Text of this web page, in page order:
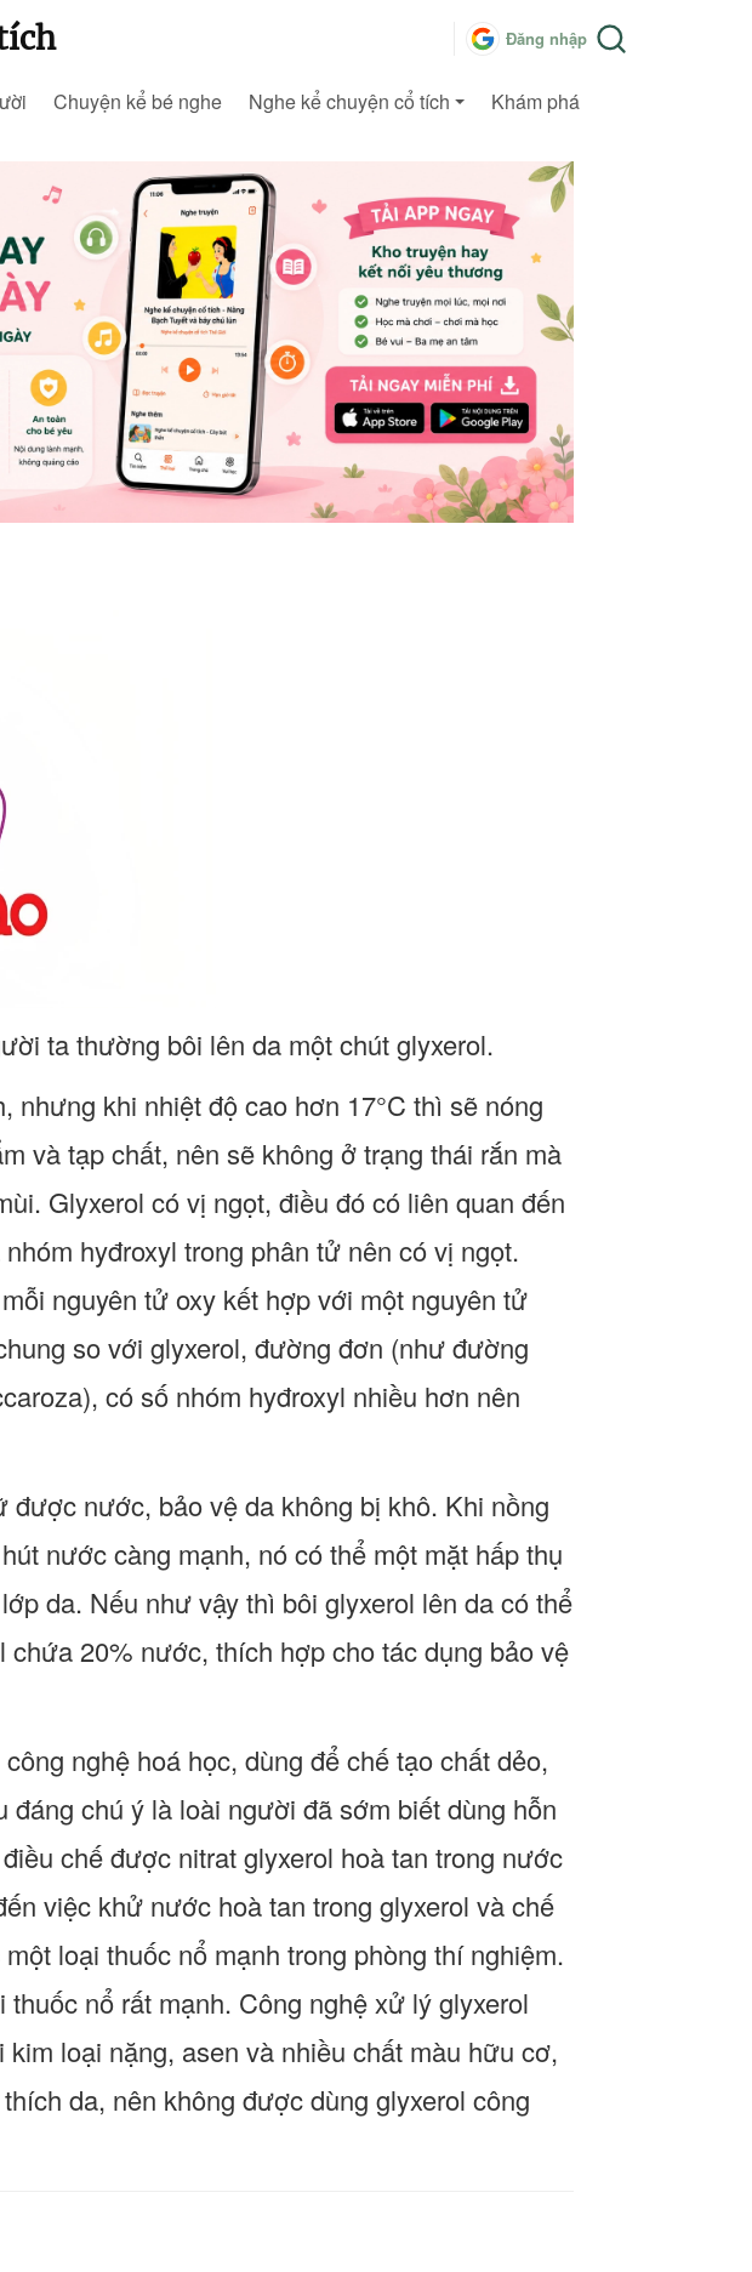
Đăng nhập
Chuyện kể bé nghe Nghe kể chuyện cổ tích Khám phá
ta thường bôi lên da một chút glyxerol.
nhưng khi nhiệt độ cao hơn 17°C thì sẽ nóng
và tạp chất, nên sẽ không ở trạng thái rắn mà
Glyxerol có vị ngọt, điều đó có liên quan đến
hyđroxyl trong phân tử nên có vị ngọt.
nguyên tử oxy kết hợp với một nguyên tử
so với glyxerol, đường đơn (như đường
có số nhóm hyđroxyl nhiều hơn nên
nước, bảo vệ da không bị khô. Khi nồng
nước càng mạnh, nó có thể một mặt hấp thụ
da. Nếu như vậy thì bôi glyxerol lên da có thể
20% nước, thích hợp cho tác dụng bảo vệ
nghệ hoá học, dùng để chế tạo chất dẻo,
chú ý là loài người đã sớm biết dùng hỗn
chế được nitrat glyxerol hoà tan trong nước
việc khử nước hoà tan trong glyxerol và chế
loại thuốc nổ mạnh trong phòng thí nghiệm.
nổ rất mạnh. Công nghệ xử lý glyxerol
loại nặng, asen và nhiều chất màu hữu cơ,
da, nên không được dùng glyxerol công